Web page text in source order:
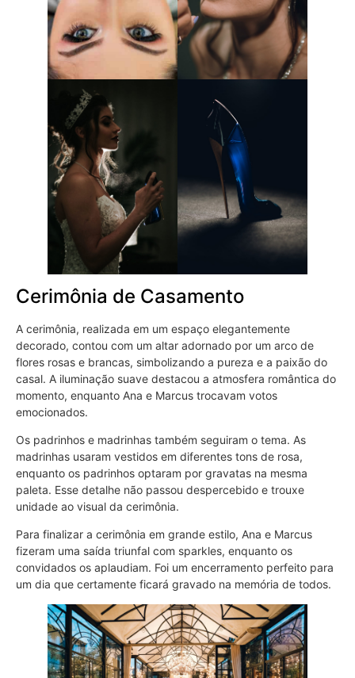
Cerimônia de Casamento
A cerimônia, realizada em um espaço elegantemente
decorado, contou com um altar adornado por um arco de
flores rosas e brancas, simbolizando a pureza e a paixão do
casal. A iluminação suave destacou a atmosfera romântica do
momento, enquanto Ana e Marcus trocavam votos
emocionados.
Os padrinhos e madrinhas também seguiram o tema. As
madrinhas usaram vestidos em diferentes tons de rosa,
enquanto os padrinhos optaram por gravatas na mesma
paleta. Esse detalhe não passou despercebido e trouxe
unidade ao visual da cerimônia.
Para finalizar a cerimônia em grande estilo, Ana e Marcus
fizeram uma saída triunfal com sparkles, enquanto os
convidados os aplaudiam. Foi um encerramento perfeito para
um dia que certamente ficará gravado na memória de todos.